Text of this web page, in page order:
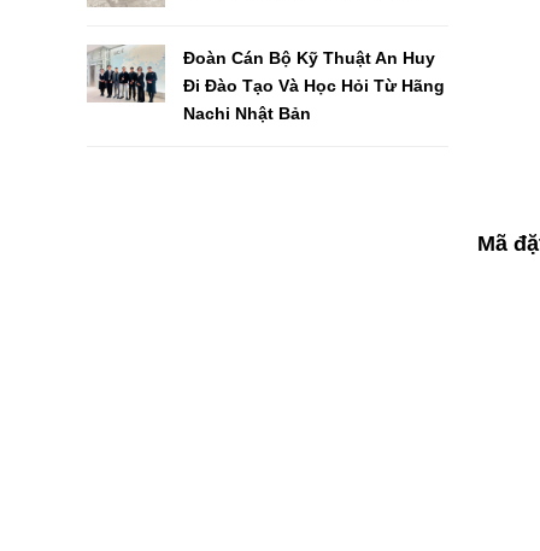
Mã
Đoàn Cán Bộ Kỹ Thuật An Huy
Đi Đào Tạo Và Học Hỏi Từ Hãng
Nachi Nhật Bản